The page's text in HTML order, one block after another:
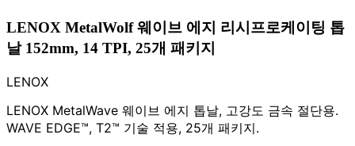
LENOX MetalWolf 웨이브 에지 리시프로케이팅 톱
날 152mm, 14 TPI, 25개 패키지
LENOX
LENOX MetalWave 웨이브 에지 톱날, 고강도 금속 절단용.
WAVE EDGE™, T2™ 기술 적용, 25개 패키지.